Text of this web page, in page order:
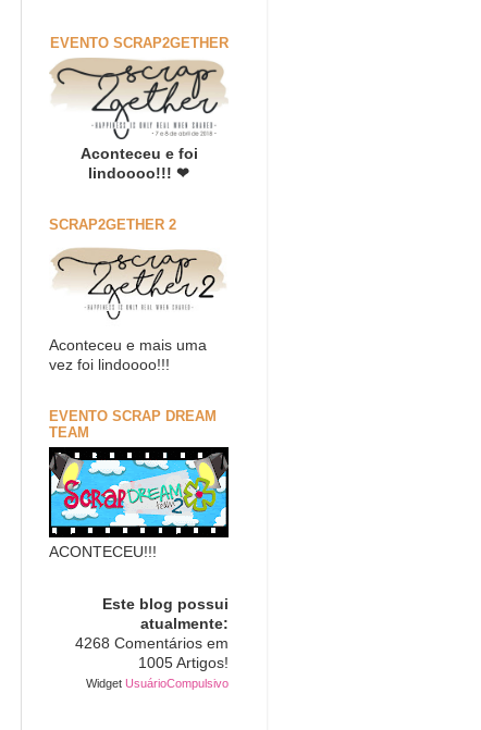
EVENTO SCRAP2GETHER
Aconteceu e foi
lindoooo!!! ❤
SCRAP2GETHER 2
Aconteceu e mais uma
vez foi lindoooo!!!
EVENTO SCRAP DREAM
TEAM
ACONTECEU!!!
Este blog possui
atualmente:
4268 Comentários em
1005 Artigos!
Widget UsuárioCompulsivo